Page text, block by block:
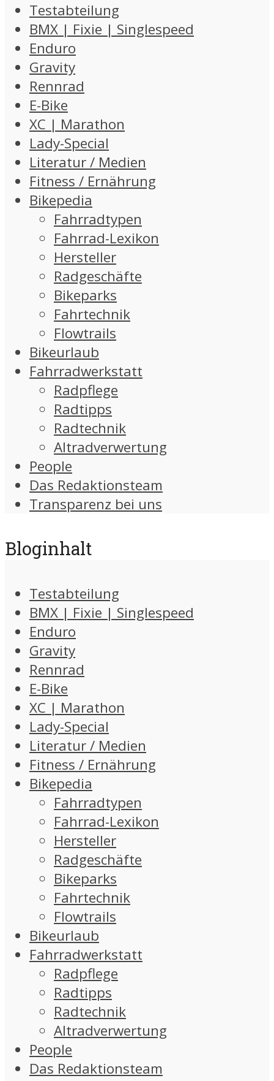
Testabteilung
BMX | Fixie | Singlespeed
Enduro
Gravity
Rennrad
E-Bike
XC | Marathon
Lady-Special
Literatur / Medien
Fitness / Ernährung
Bikepedia
Fahrradtypen
Fahrrad-Lexikon
Hersteller
Radgeschäfte
Bikeparks
Fahrtechnik
Flowtrails
Bikeurlaub
Fahrradwerkstatt
Radpflege
Radtipps
Radtechnik
Altradverwertung
People
Das Redaktionsteam
Transparenz bei uns
Bloginhalt
Testabteilung
BMX | Fixie | Singlespeed
Enduro
Gravity
Rennrad
E-Bike
XC | Marathon
Lady-Special
Literatur / Medien
Fitness / Ernährung
Bikepedia
Fahrradtypen
Fahrrad-Lexikon
Hersteller
Radgeschäfte
Bikeparks
Fahrtechnik
Flowtrails
Bikeurlaub
Fahrradwerkstatt
Radpflege
Radtipps
Radtechnik
Altradverwertung
People
Das Redaktionsteam